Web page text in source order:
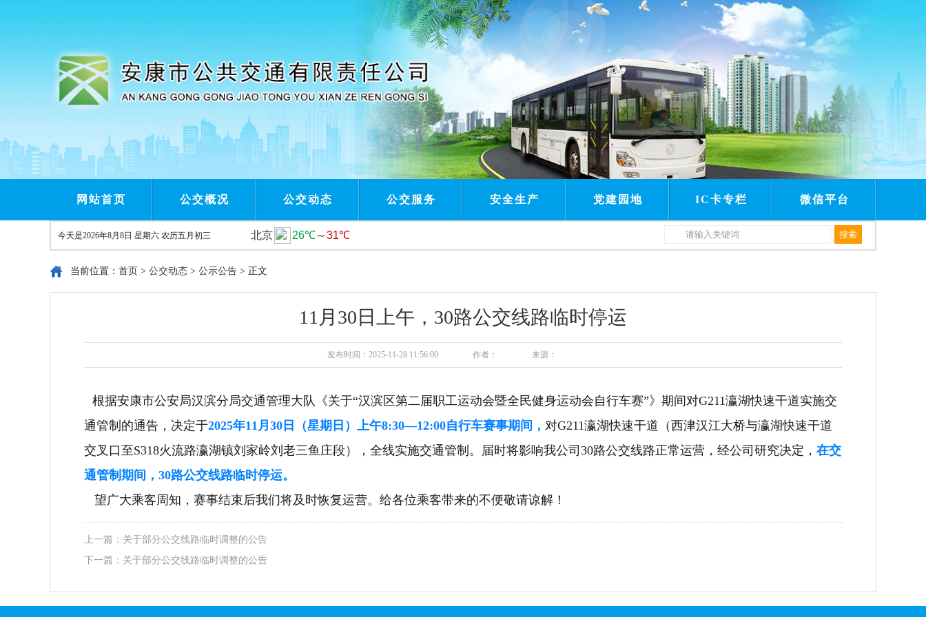
网站首页 公交概况 公交动态 公交服务 安全生产 党建园地 IC卡专栏 微信平台
今天是2026年8月8日 星期六 农历五月初三
当前位置： 首页 > 公交动态 > 公示公告 > 正文
11月30日上午，30路公交线路临时停运
发布时间：2025-11-28 11:56:00 作者： 来源：
根据安康市公安局汉滨分局交通管理大队 《关于“汉滨区第二届职工运动会暨全民健身运动会自行车赛”》 期间对G211瀛湖快速干道实施交
通管制的通告 ， 决定于2025年11月30日（星期日）上午8:30—12:00自行车赛事期间， 对G211瀛湖快速干道（西津汉江大桥与瀛湖快速干道
交叉口至S318火流路瀛湖镇刘家岭刘老三鱼庄段）
， 全线实施交通管制 。届时将影响我公司 30路公交线路正常运营，经公司研究决定， 在交
通管制期间， 30路公交线路临时停运。
望广大乘客周知， 赛事结束后我们将及时恢复运营。 给各位乘客带来的不便敬请谅解！
上一篇： 关于部分公交线路临时调整的公告
下一篇： 关于部分公交线路临时调整的公告